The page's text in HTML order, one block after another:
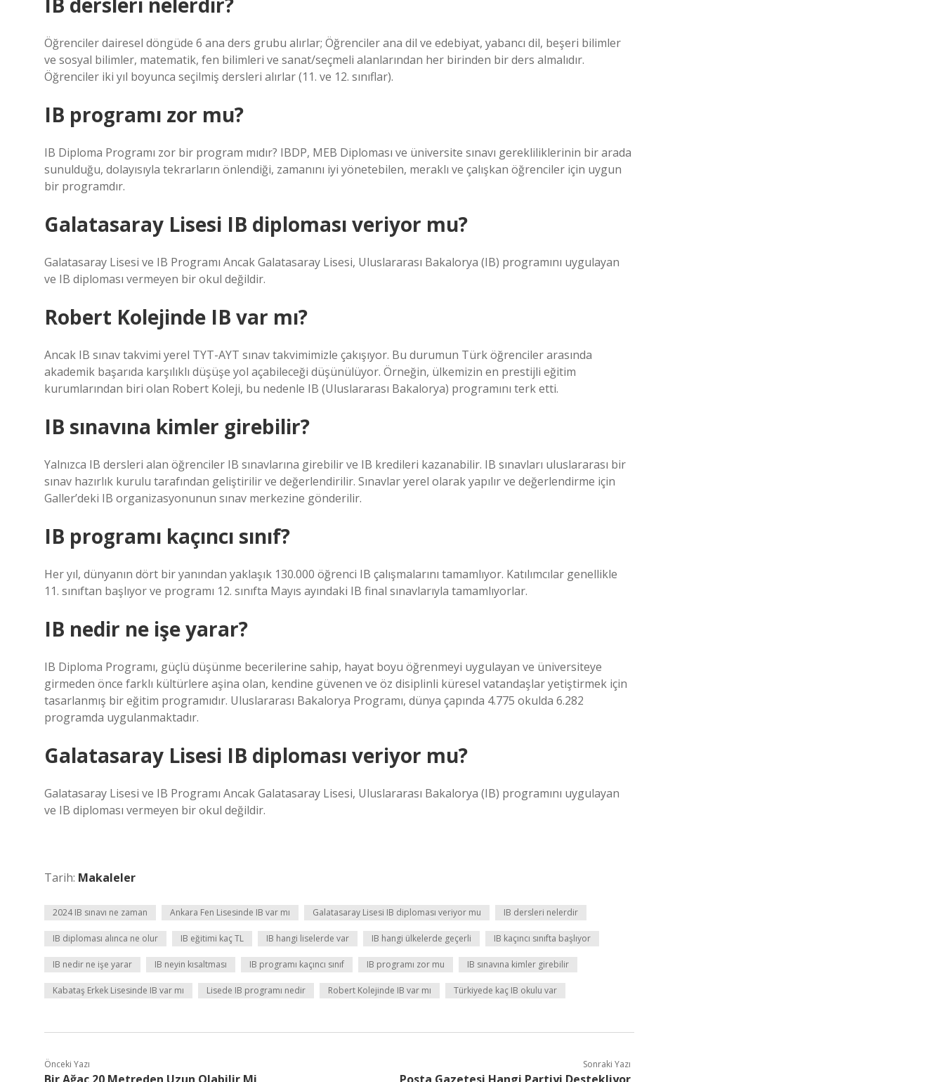
Öğrenciler dairesel döngüde 6 ana ders grubu alırlar; Öğrenciler ana dil ve edebiyat, yabancı dil, beşeri bilimler
ve sosyal bilimler, matematik, fen bilimleri ve sanat/seçmeli alanlarından her birinden bir ders almalıdır.
Öğrenciler iki yıl boyunca seçilmiş dersleri alırlar (11. ve 12. sınıflar).
IB programı zor mu?
IB Diploma Programı zor bir program mıdır? IBDP, MEB Diploması ve üniversite sınavı gerekliliklerinin bir arada
sunulduğu, dolayısıyla tekrarların önlendiği, zamanını iyi yönetebilen, meraklı ve çalışkan öğrenciler için uygun
bir programdır.
Galatasaray Lisesi IB diploması veriyor mu?
Galatasaray Lisesi ve IB Programı Ancak Galatasaray Lisesi, Uluslararası Bakalorya (IB) programını uygulayan
ve IB diploması vermeyen bir okul değildir.
Robert Kolejinde IB var mı?
Ancak IB sınav takvimi yerel TYT-AYT sınav takvimimizle çakışıyor. Bu durumun Türk öğrenciler arasında
akademik başarıda karşılıklı düşüşe yol açabileceği düşünülüyor. Örneğin, ülkemizin en prestijli eğitim
kurumlarından biri olan Robert Koleji, bu nedenle IB (Uluslararası Bakalorya) programını terk etti.
IB sınavına kimler girebilir?
Yalnızca IB dersleri alan öğrenciler IB sınavlarına girebilir ve IB kredileri kazanabilir. IB sınavları uluslararası bir
sınav hazırlık kurulu tarafından geliştirilir ve değerlendirilir. Sınavlar yerel olarak yapılır ve değerlendirme için
Galler’deki IB organizasyonunun sınav merkezine gönderilir.
IB programı kaçıncı sınıf?
Her yıl, dünyanın dört bir yanından yaklaşık 130.000 öğrenci IB çalışmalarını tamamlıyor. Katılımcılar genellikle
11. sınıftan başlıyor ve programı 12. sınıfta Mayıs ayındaki IB final sınavlarıyla tamamlıyorlar.
IB nedir ne işe yarar?
IB Diploma Programı, güçlü düşünme becerilerine sahip, hayat boyu öğrenmeyi uygulayan ve üniversiteye
girmeden önce farklı kültürlere aşina olan, kendine güvenen ve öz disiplinli küresel vatandaşlar yetiştirmek için
tasarlanmış bir eğitim programıdır. Uluslararası Bakalorya Programı, dünya çapında 4.775 okulda 6.282
programda uygulanmaktadır.
Galatasaray Lisesi IB diploması veriyor mu?
Galatasaray Lisesi ve IB Programı Ancak Galatasaray Lisesi, Uluslararası Bakalorya (IB) programını uygulayan
ve IB diploması vermeyen bir okul değildir.
Tarih: Makaleler
2024 IB sınavı ne zaman Ankara Fen Lisesinde IB var mı Galatasaray Lisesi IB diploması veriyor mu IB dersleri nelerdir
IB diploması alınca ne olur IB eğitimi kaç TL IB hangi liselerde var IB hangi ülkelerde geçerli IB kaçıncı sınıfta başlıyor
IB nedir ne işe yarar IB neyin kısaltması IB programı kaçıncı sınıf IB programı zor mu IB sınavına kimler girebilir
Kabataş Erkek Lisesinde IB var mı Lisede IB programı nedir Robert Kolejinde IB var mı Türkiyede kaç IB okulu var
Önceki Yazı Sonraki Yazı